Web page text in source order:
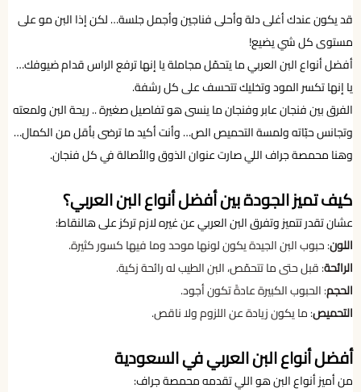
قد يكون عندك أغلى دلة وأحلى فناجين وأجمل جلسة… لكن إذا البن مو على
مستوى كل شي يضيع!
أفضل أنواع البن العربي ما يتحمّل مجاملة يا إنها ترفع الراس قدام ضيوفك…
يا إنها تكسر المود وتخليك تتحسف على كل رشفة.
الفرق بين فنجان عابر وفنجان ما ينسى هو تفاصيل صغيرة .. ريحة البن ولمعته
وتجانس حبّاته ولمسة التحميص الص… وأنت أكيد ما ترضى بأقل من الكمال…
وهنا محمصة جراف اللي صارت عنوان الذوق والأصالة في كل فنجان.
كيف تميز الجودة بين أفضل أنواع البن العربي؟
عشان تقدر تتميز وتفرق البن العربي عن غيره لازم تركز على هالنقاط:
اللون: حبوب البن الجيدة يكون لونها موحد وما فيها كسور كثيرة.
الرائحة: قبل حتى ما تتحمّص، البن الطيب له رائحة زكية.
الحجم: الحبوب الكبيرة عادةً تكون أجود.
التحميص: ما يكون زيادة عن اللزوم ولا ناقص.
أفضل أنواع البن العربي في السعودية
من أميز أنواع البن هو اللي تقدمه محمصة جراف: